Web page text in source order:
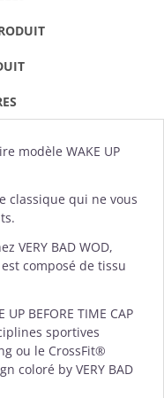
modèle WAKE UP
classique qui ne vous
VERY BAD WOD,
composé de tissu
BEFORE TIME CAP
sportives
ou le CrossFit®
coloré by VERY BAD